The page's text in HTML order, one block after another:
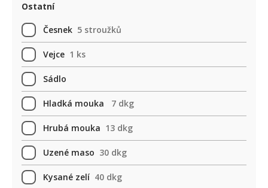
Ostatní
Česnek 5 stroužků
Vejce 1 ks
Sádlo
Hladká mouka 7 dkg
Hrubá mouka 13 dkg
Uzené maso 30 dkg
Kysané zelí 40 dkg